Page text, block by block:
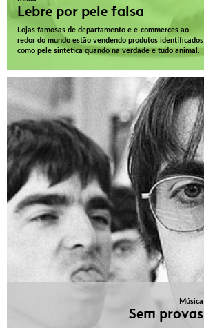
Lebre por pele falsa
Lojas famosas de departamento e e-commerces ao
redor do mundo estão vendendo produtos identificados
como pele sintética quando na verdade é tudo animal.
Música
Sem provas